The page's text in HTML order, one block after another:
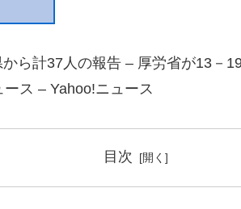
ら計37人の報告 – 厚労省が13－
ス – Yahoo!ニュース
目次